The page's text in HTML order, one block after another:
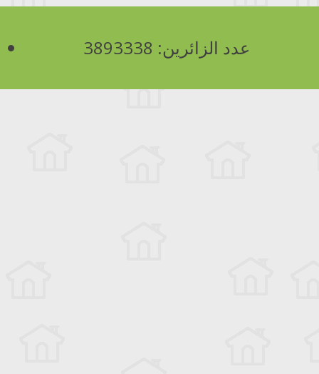
عدد الزائرين: 3893338